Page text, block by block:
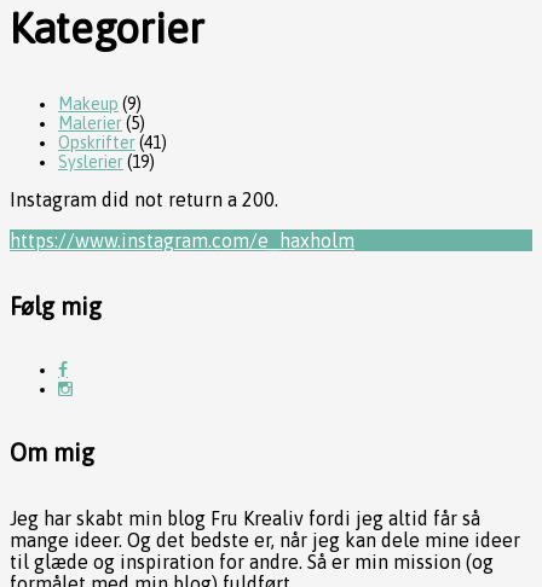
Kategorier
Makeup (9)
Malerier(5)
Opskrifter(41)
Syslerier(19)
Instagram did not return a 200.
https://www.instagram.com/e_haxholm
Følg mig
Om mig
Jeg har skabt min blog Fru Krealiv fordi jeg altid får så
mange ideer. Og det bedste er, når jeg kan dele mine ideer
til glæde og inspiration for andre. Så er min mission (og